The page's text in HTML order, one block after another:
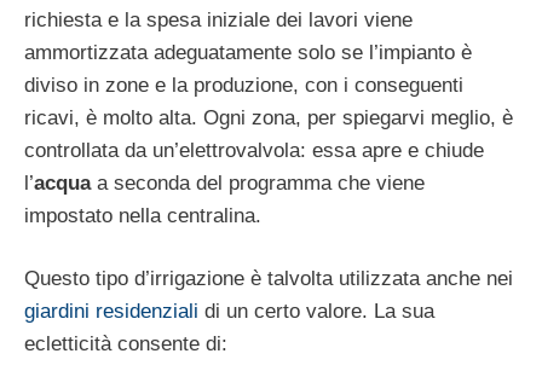
richiesta e la spesa iniziale dei lavori viene
ammortizzata adeguatamente solo se l’impianto è
diviso in zone e la produzione, con i conseguenti
ricavi, è molto alta. Ogni zona, per spiegarvi meglio, è
controllata da un’elettrovalvola: essa apre e chiude
l’acquaa seconda del programma che viene
impostato nella centralina.
Questo tipo d’irrigazione è talvolta utilizzata anche nei
giardini residenziali di un certo valore. La sua
ecletticità consente di: